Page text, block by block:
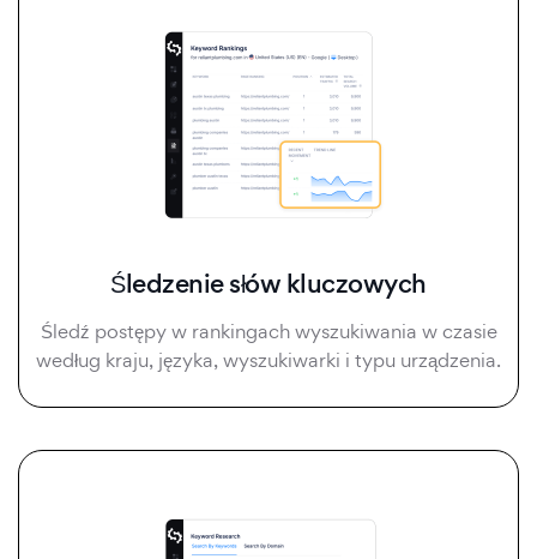
Śledzenie słów kluczowych
Śledź postępy w rankingach wyszukiwania w czasie
według kraju, języka, wyszukiwarki i typu urządzenia.